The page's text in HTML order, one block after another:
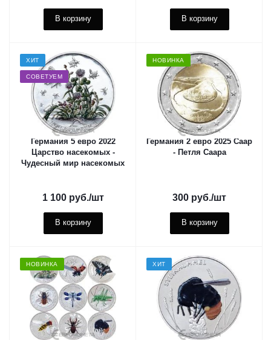
В корзину В корзину
ХИТ
СОВЕТУЕМ
Германия 5 евро 2022
Царство насекомых -
Чудесный мир насекомых
1 100руб./шт
В корзину
НОВИНКА
Германия 2 евро 2025 Саар
- Петля Саара
300 руб./шт
В корзину
НОВИНКА ХИТ